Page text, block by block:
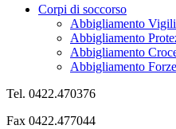
Corpi di soccorso
Abbigliamento
Abbigliamento
Abbigliamento
Abbigliamento
Tel. 0422.470376
Fax 0422.477044